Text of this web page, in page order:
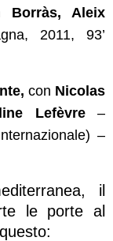
Borràs, Aleix
2011, 93’
con Nicolas
Lefèvre –
–
il
le porte al